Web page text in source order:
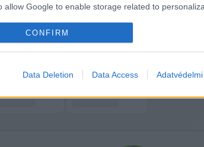
allow Google to enable storage related to
allow Google to enable storage related to security,
CONFIRM
Data Deletion Data Access
vett ki Balásy, akinek a vagyonát a
79 milliárd forintra becsülte –